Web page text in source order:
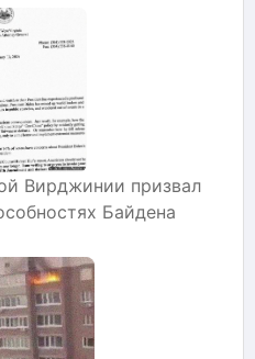
Вирджинии призвал
Байдена